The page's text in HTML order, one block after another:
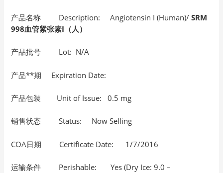
产品名称 Description: Angiotensin I (Human)/SRM
998血管紧张素I（人）
产品批号 Lot: N/A
产品**期 Expiration Date:
产品包装 Unit of Issue: 0.5 mg
销售状态 Status: Now Selling
COA日期 Certificate Date: 1/7/2016
运输条件 Perishable: Yes (Dry Ice: 9.0 –